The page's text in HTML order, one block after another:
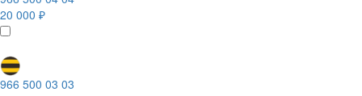
20 000 ₽
966 500 03 03